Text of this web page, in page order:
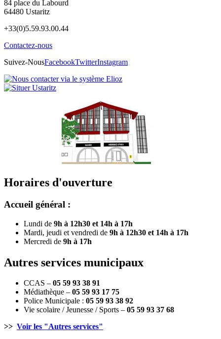
84 place du Labourd
64480 Ustaritz
+33(0)5.59.93.00.44
Contactez-nous
Suivez-NousFacebookTwitterInstagram
Horaires d'ouverture
Accueil général :
Lundi de 9h à 12h30 et 14h à 17h
Mardi, jeudi et vendredi de 9h à 12h30 et 14h à 17h
Mercredi de 9h à 17h
Autres services municipaux
CCAS – 05 59 93 38 91
Médiathèque – 05 59 93 17 75
Police Municipale : 05 59 93 38 92
Vie scolaire / Jeunesse / Sports – 05 59 93 37 68
>> Voir les "Autres services"